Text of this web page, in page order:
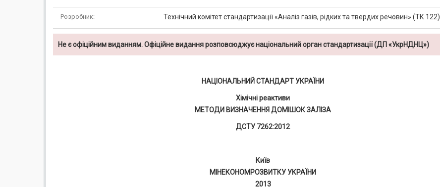
Розробник: Технічний комітет стандартизації «Аналіз газів, рідких та твердих речовин» (ТК 122)
Не є офіційним виданням. Офіційне видання розповсюджує національний орган стандартизації (ДП «УкрНДНЦ»)
НАЦІОНАЛЬНИЙ СТАНДАРТ УКРАЇНИ
Хімічні реактиви
МЕТОДИ ВИЗНАЧЕННЯ ДОМІШОК ЗАЛІЗА
ДСТУ 7262:2012
Київ
МІНЕКОНОМРОЗВИТКУ УКРАЇНИ
2013